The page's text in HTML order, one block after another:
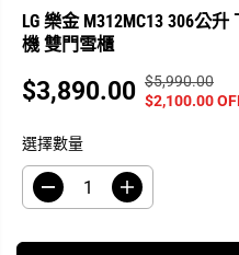
LG 樂金 M312MC13 306公
機 雙門雪櫃
銷
價
格
$3,890.00 正
常
$5,990.00
你
已
$2,100.00
選擇數量
減
數
增
數